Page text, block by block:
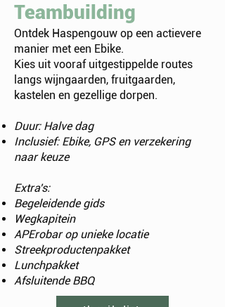
Teambuilding
Ontdek Haspengouw op een actievere
manier met een Ebike.
Kies uit vooraf uitgestippelde routes
langs wijngaarden, fruitgaarden,
kastelen en gezellige dorpen.
Duur: Halve dag
Inclusief: Ebike, GPS en verzekering
naar keuze
Extra's:
Begeleidende gids
Wegkapitein
APErobar op unieke locatie
Streekproductenpakket
Lunchpakket
Afsluitende BBQ